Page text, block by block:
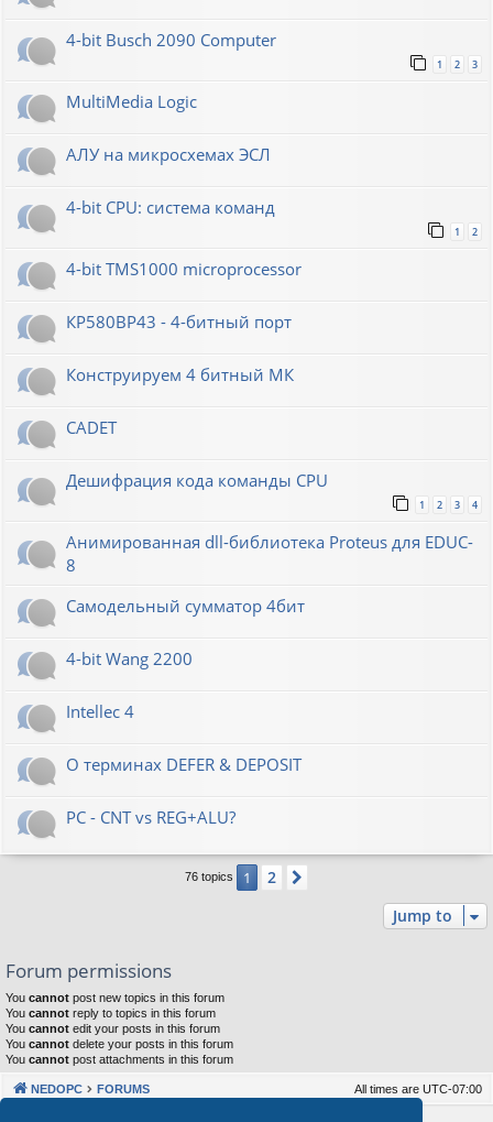
4-bit Busch 2090 Computer
1 2 3
MultiMedia Logic
АЛУ на микросхемах ЭСЛ
4-bit CPU: система команд
1 2
4-bit TMS1000 microprocessor
КР580ВР43 - 4-битный порт
Конструируем 4 битный МК
CADET
Дешифрация кода команды CPU
1 2 3 4
Анимированная dll-библиотека Proteus для EDUC-
8
Самодельный сумматор 4бит
4-bit Wang 2200
Intellec 4
О терминах DEFER & DEPOSIT
PC - CNT vs REG+ALU?
76 topics 1 2
Jump to
Forum permissions
You cannot post new topics in this forum
You cannot reply to topics in this forum
You cannot edit your posts in this forum
You cannot delete your posts in this forum
You cannot post attachments in this forum
NEDOPC FORUMS All times are UTC-07:00